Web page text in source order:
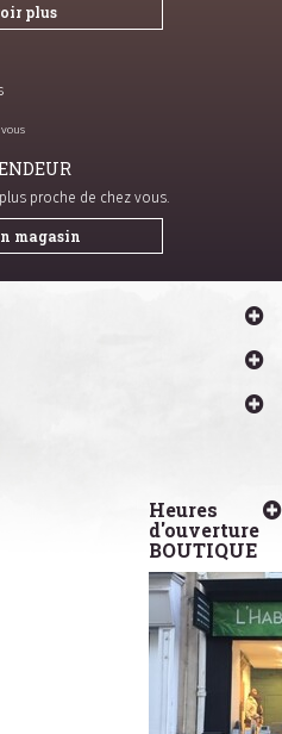
plus
proche de chez vous.
magasin
Heures
d'ouverture
BOUTIQUE